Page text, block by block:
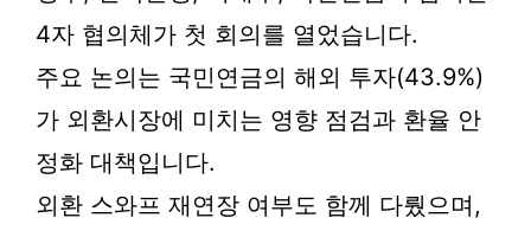
4자 협의체가 첫 회의를 열었습니다.
주요 논의는 국민연금의 해외 투자(43.9%)
가 외환시장에 미치는 영향 점검과 환율 안
정화 대책입니다.
외환 스와프 재연장 여부도 함께 다뤘으며,